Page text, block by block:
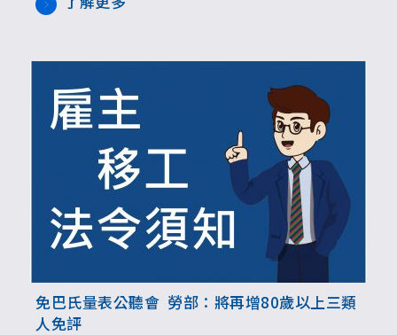
免巴氏量表公聽會 勞部：將再增80歲以上三類
人免評